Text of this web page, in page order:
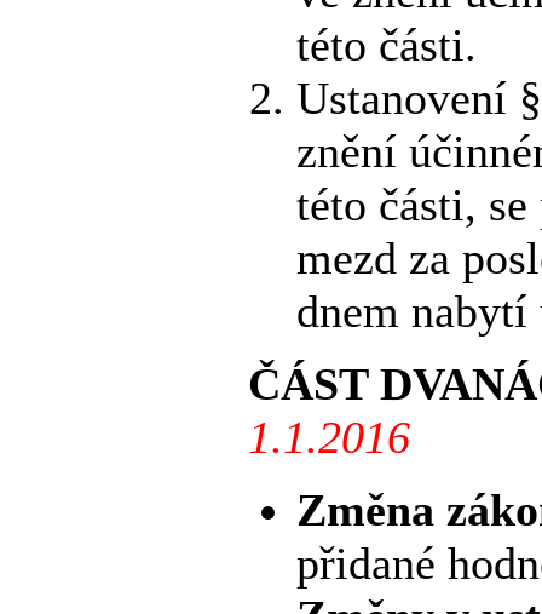
této části.
Ustanovení
znění
této části,
mezd za
dnem
ČÁST
1.1.2016
Změna
přidané